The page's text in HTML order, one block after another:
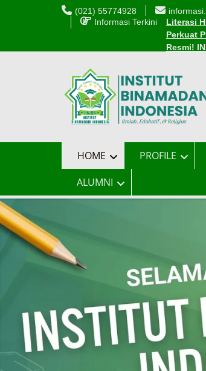
(021) 55774928
Informasi Terkini
Literasi
Perkuat
Resmi!
Edaran
HOME PROFILE
ALUMNI